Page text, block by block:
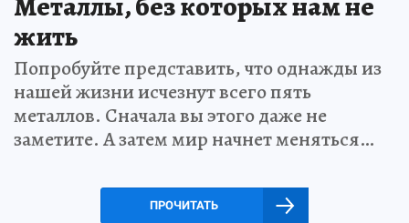
жить
Попробуйте представить, что однажды из
нашей жизни исчезнут всего пять
металлов. Сначала вы этого даже не
заметите. А затем мир начнет меняться…
ПРОЧИТАТЬ